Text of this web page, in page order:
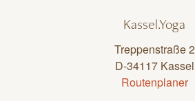
Kassel.Yoga
Treppenstraße 2
D-34117 Kassel
Routenplaner